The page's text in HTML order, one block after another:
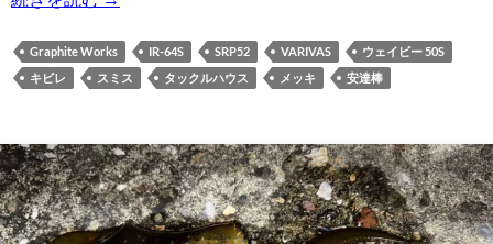
Graphite Works IR-64S SRP52 VARIVAS
ウェイビー 50S
キビレ
スミス タックルハウス メッキ 安達棒